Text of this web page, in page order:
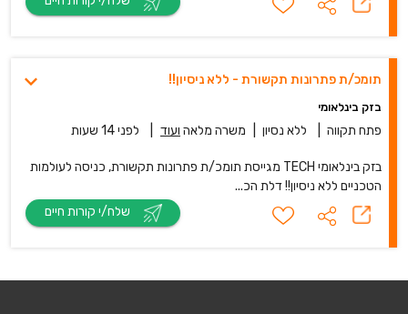
תומכ/ת פתרונות תקשורת - ללא ניסיון!!
בזק בינלאומי
פתח תקווה ללא נסיון משרה מלאה ועוד לפני 14 שעות
בזק בינלאומי TECH מגייסת תומכ/ת פתרונות תקשורת, כניסה לעולמות
הטכניים ללא ניסיון!! דלת הכ...